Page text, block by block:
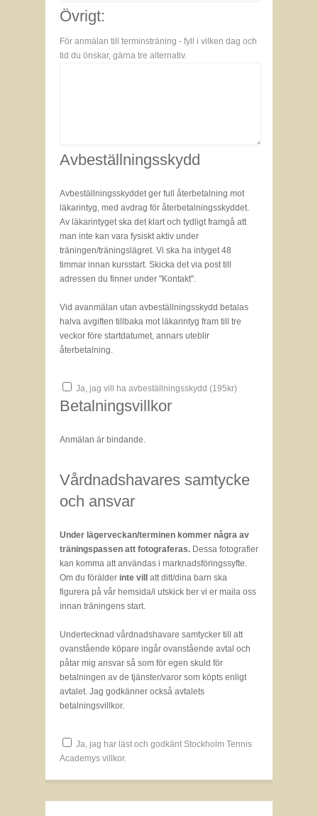
Övrigt:
För anmälan till terminsträning - fyll i vilken dag och
tid du önskar, gärna tre alternativ.
Avbeställningsskydd
Avbeställningsskyddet ger full återbetalning mot
läkarintyg, med avdrag för återbetalningsskyddet.
Av läkarintyget ska det klart och tydligt framgå att
man inte kan vara fysiskt aktiv under
träningen/träningslägret. Vi ska ha intyget 48
timmar innan kursstart. Skicka det via post till
adressen du finner under "Kontakt".
Vid avanmälan utan avbeställningsskydd betalas
halva avgiften tillbaka mot läkarintyg fram till tre
veckor före startdatumet, annars uteblir
återbetalning.
Ja, jag vill ha avbeställningsskydd (195 kr)
Betalningsvillkor
Anmälan är bindande.
Vårdnadshavares samtycke
och ansvar
Under lägerveckan/terminen kommer några av
träningspassen att fotograferas. Dessa fotografier
kan komma att användas i marknadsföringssyfte.
Om du förälder inte vill att ditt/dina barn ska
figurera på vår hemsida/i utskick ber vi er maila oss
innan träningens start.
Undertecknad vårdnadshavare samtycker till att
ovanstående köpare ingår ovanstående avtal och
påtar mig ansvar så som för egen skuld för
betalningen av de tjänster/varor som köpts enligt
avtalet. Jag godkänner också avtalets
betalningsvillkor.
Ja, jag har läst och godkänt Stockholm Tennis
Academys villkor.